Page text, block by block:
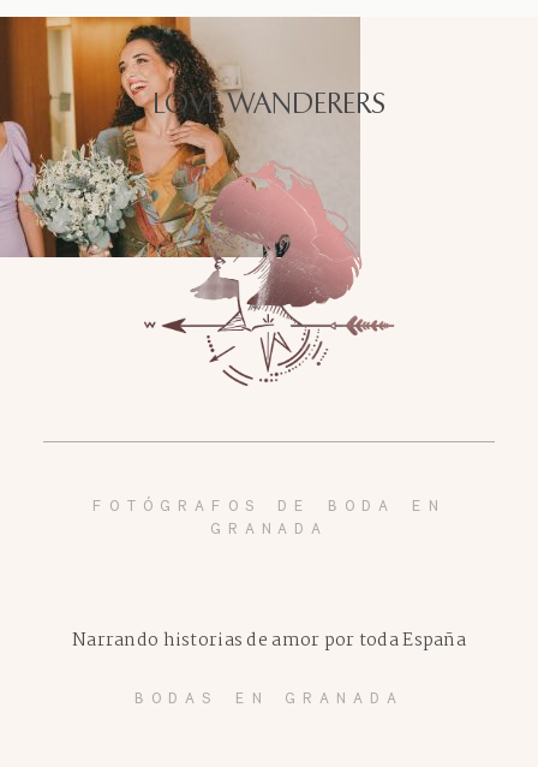
LOVE WANDERERS
FOTÓGRAFOS DE BODA EN
GRANADA
BODAS EN GRANADA
Narrando historias de amor por toda España